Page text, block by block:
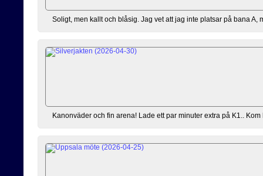
Soligt, men kallt och blåsig. Jag vet att jag inte platsar på bana
Kanonväder och fin arena! Lade ett par minuter extra på K1..